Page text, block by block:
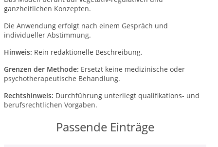
ganzheitlichen Konzepten.
Die Anwendung erfolgt nach einem Gespräch und
individueller Abstimmung.
Hinweis: Rein redaktionelle Beschreibung.
Grenzen der Methode: Ersetzt keine medizinische oder
psychotherapeutische Behandlung.
Rechtshinweis: Durchführung unterliegt qualifikations- und
berufsrechtlichen Vorgaben.
Passende Einträge